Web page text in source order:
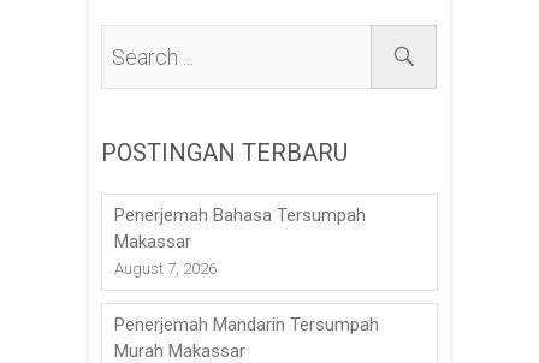
POSTINGAN TERBARU
Penerjemah Bahasa Tersumpah
Makassar
August 7, 2026
Penerjemah Mandarin Tersumpah
Murah Makassar